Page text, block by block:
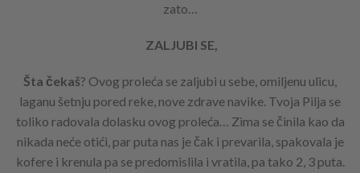
zato…
ZALJUBI SE,
Šta čekaš? Ovog proleća se zaljubi u sebe, omiljenu ulicu,
laganu šetnju pored reke, nove zdrave navike. Tvoja Pilja se
toliko radovala dolasku ovog proleća… Zima se činila kao da
nikada neće otići, par puta nas je čak i prevarila, spakovala je
kofere i krenula pa se predomislila i vratila, pa tako 2, 3 puta.